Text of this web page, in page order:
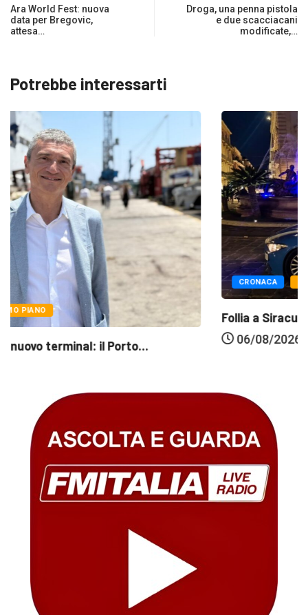
Ara World Fest: nuova
data per Bregovic,
attesa…
Droga, una penna pistola
e due scacciacani
modificate,…
Potrebbe interessarti
CRONACA PRIMO PIANO
Follia a Siracusa, turisti francesi aggrediti nella...
06/08/2026